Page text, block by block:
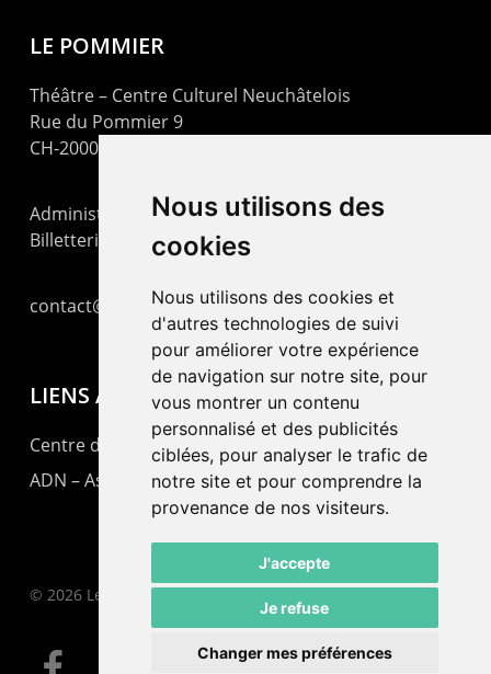
Nous utilisons des
cookies
Nous utilisons des cookies et
d'autres technologies de suivi
pour améliorer votre expérience
de navigation sur notre site, pour
vous montrer un contenu
personnalisé et des publicités
ciblées, pour analyser le trafic de
notre site et pour comprendre la
provenance de nos visiteurs.
J'accepte
Je refuse
Changer mes préférences
LE POMMIER
Théâtre – Centre Culturel Neuchâtelois
Rue du Pommier 9
CH-2000 Neuchâtel
Administration : +41 32 725 03 03
Billetterie : +41 32 725 05 05
contact@lepommier.ch
LIENS AMIS
Centre de culture ABC
ADN – Association Danse Neuchâtel
© 2026 Le Pommier.
facebook email